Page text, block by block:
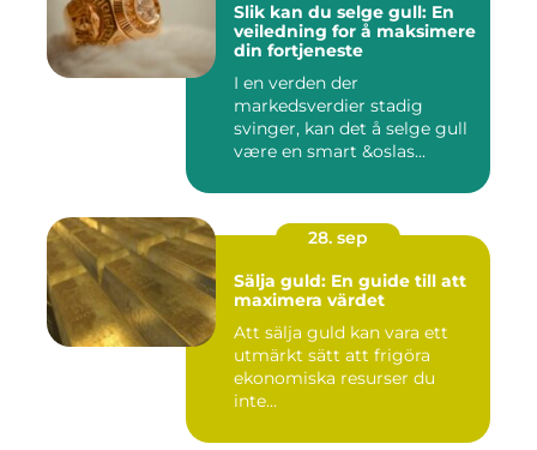
Slik kan du selge gull: En
veiledning for å maksimere
din fortjeneste
I en verden der
markedsverdier stadig
svinger, kan det å selge gull
være en smart &oslas...
28. sep
Sälja guld: En guide till att
maximera värdet
Att sälja guld kan vara ett
utmärkt sätt att frigöra
ekonomiska resurser du
inte...